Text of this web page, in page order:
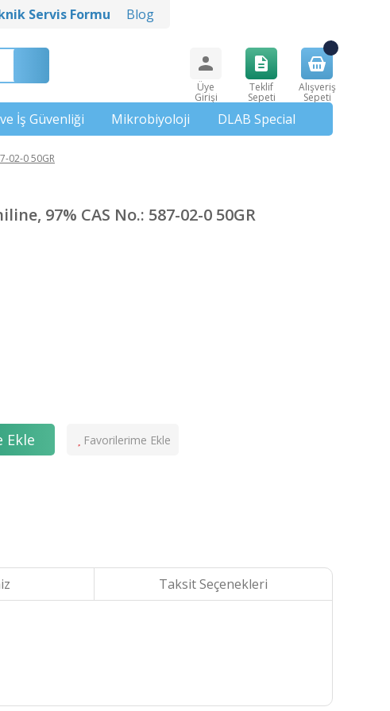
Servis Formu Blog
Üye
Girişi
Teklif
Sepeti
Alışveriş
Sepeti
İş Güvenliği Mikrobiyoloji DLAB Special
02-0 50GR
97% CAS No.: 587-02-0 50GR
Ekle
Taksit Seçenekleri